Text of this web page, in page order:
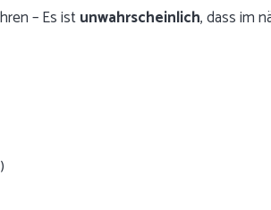
– Es istunwahrscheinlich, dass im